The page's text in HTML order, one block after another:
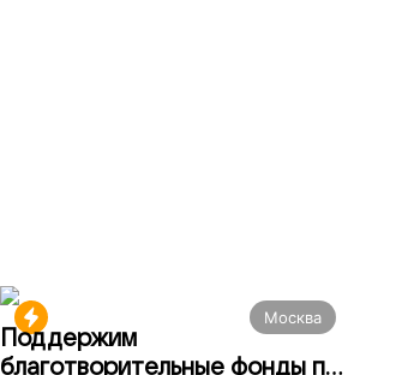
Москва
Поддержим
благотворительные фонды по